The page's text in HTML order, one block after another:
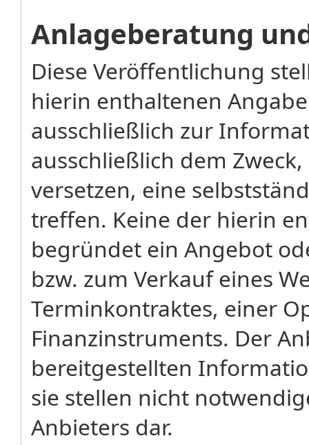
Anlageberatung
Diese Veröffentlichung
hierin enthaltenen
ausschließlich zur
ausschließlich dem
versetzen, eine
treffen. Keine der hierin
begründet ein Angebot
bzw. zum Verkauf eines
Terminkontraktes, einer
Finanzinstruments. Der
bereitgestellten
sie stellen nicht
Anbieters dar.